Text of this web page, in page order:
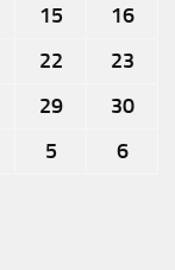
15
16
22
23
29
30
5 6